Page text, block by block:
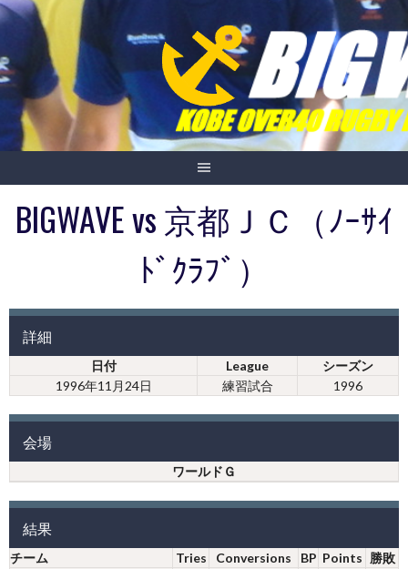
Skip
content
BIGWAVE vs 京都ＪＣ（ﾉｰｻｲ
ﾄﾞｸﾗﾌﾞ）
詳細
日付 League
シーズン
1996年11月24日
練習試合 1996
会場
ワールドＧ
結果
チーム Tries Conversions BP Points 勝敗